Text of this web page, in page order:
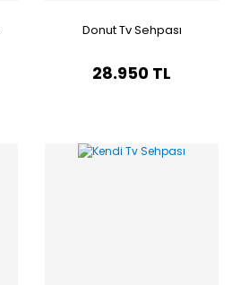
Donut Tv Sehpası
28.950 TL